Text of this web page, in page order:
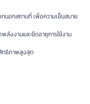
อกสถานที่ เพื่อความเย็นสบาย
ลังงานและยืดอายุการใช้งาน
ทธิภาพสูงสุด